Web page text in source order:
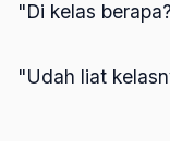
"Di kelas
"Udah liat